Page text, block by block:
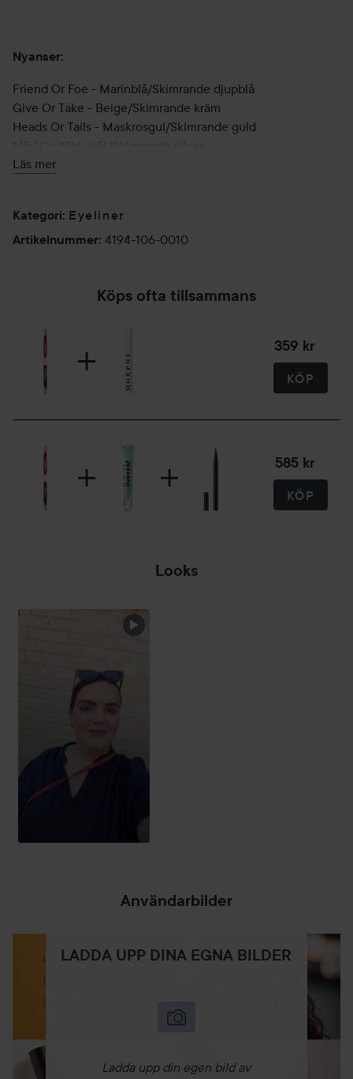
Nyanser:
Friend Or Foe - Marinblå/Skimrande djupblå
Give Or Take - Beige/Skimrande kräm
Heads Or Tails - Maskrosgul/Skimrande guld
Now Or Later - Lila/Skimrande lila
Truth Or Dare - Svart/Skimrande kol
Want Or Need - Mörkbrun/Skimrande brun
Läs mer
Kategori: Eyeliner
Artikelnummer: 4194-106-0010
Köps ofta tillsammans
359 kr
KÖP
585 kr
KÖP
Looks
Användarbilder
LADDA UPP DINA EGNA BILDER
Ladda upp din egen bild av